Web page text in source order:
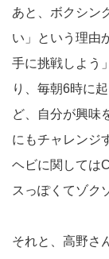
あと、ボクシン
い」という理由
手に挑戦しよう
り、毎朝6時に
ど、自分が興味
にもチャレンジ
ヘビに関しては
スっぽくてゾク
それと、高野さ